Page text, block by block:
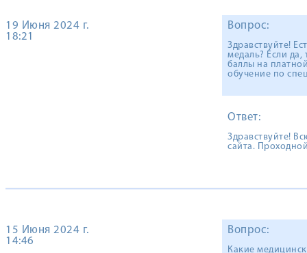
19 Июня 2024 г.
18:21
Вопрос:
Здравствуйте!
медаль? Если да,
баллы на
обучение по
Ответ:
Здравствуйте!
сайта.
15 Июня 2024 г.
14:46
Вопрос:
Какие